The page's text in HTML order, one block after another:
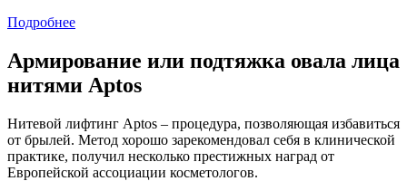
Подробнее
Армирование или подтяжка овала лица
нитями Aptos
Нитевой лифтинг Aptos – процедура, позволяющая избавиться
от брылей. Метод хорошо зарекомендовал себя в клинической
практике, получил несколько престижных наград от
Европейской ассоциации косметологов.